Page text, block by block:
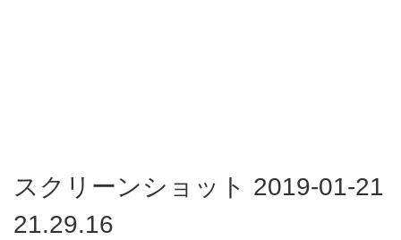
スクリーンショット 2019-01-21
21.29.16